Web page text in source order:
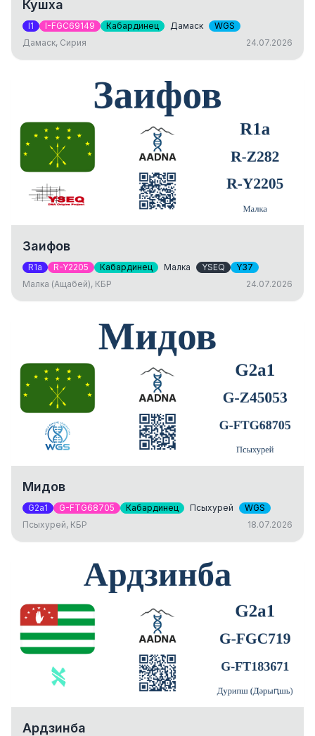
Кушха
I1 I-FGC69149 Кабардинец Дамаск
WGS
Дамаск, Сирия
24.07.2026
Заифов
R1a R-Y2205 Кабардинец Малка YSEQ
Y37
Малка (Ащабей), КБР
24.07.2026
Мидов
G2a1 G-FTG68705 Кабардинец Псыхурей
WGS
Псыхурей, КБР
18.07.2026
Ардзинба